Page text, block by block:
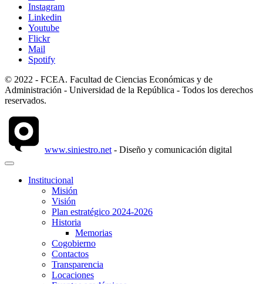
Instagram
Linkedin
Youtube
Flickr
Mail
Spotify
© 2022 - FCEA. Facultad de Ciencias Económicas y de
Administración - Universidad de la República - Todos los derechos
reservados.
www.siniestro.net - Diseño y comunicación digital
Institucional
Misión
Visión
Plan estratégico 2024-2026
Historia
Memorias
Cogobierno
Contactos
Transparencia
Locaciones